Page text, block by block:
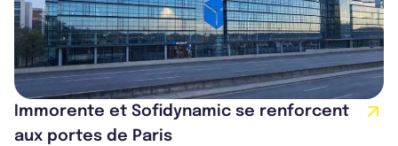
Immorente et Sofidynamic se renforcent
aux portes de Paris